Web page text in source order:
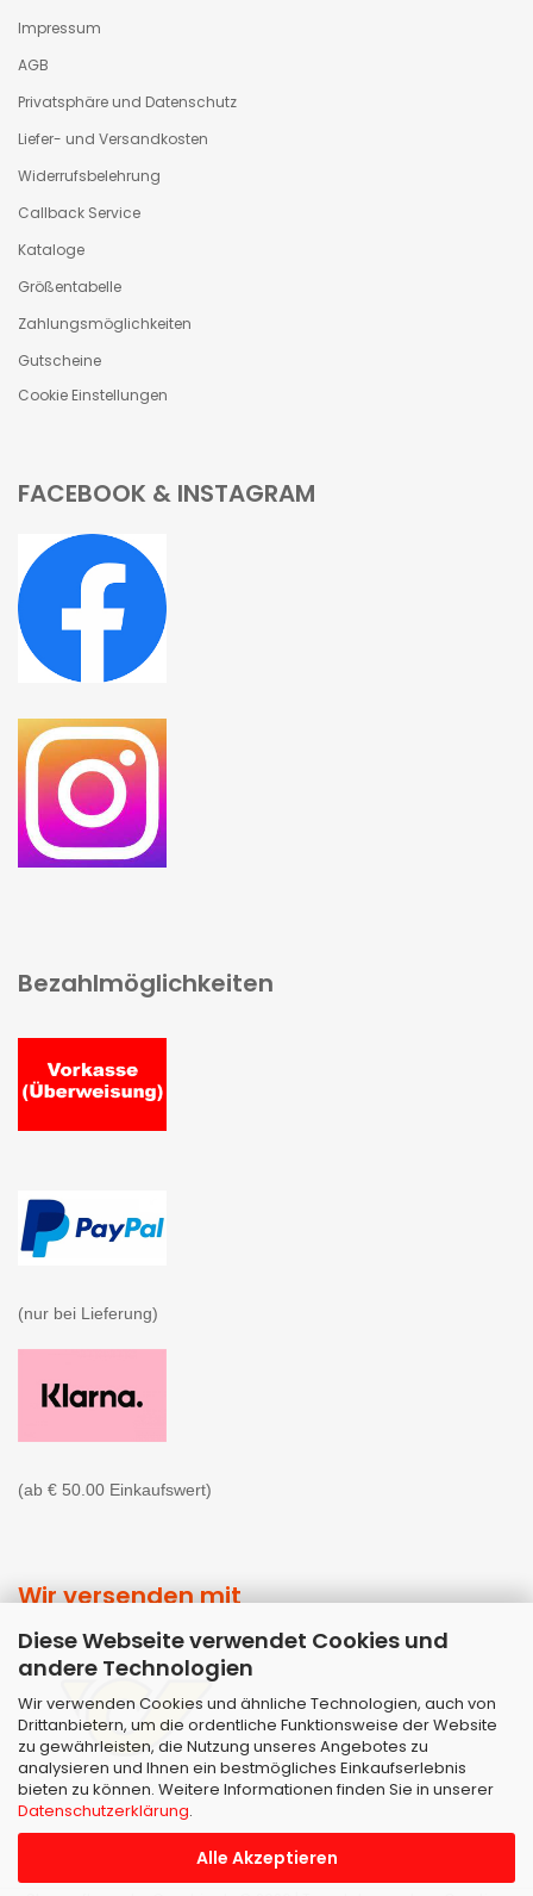
Diese Webseite verwendet Cookies und
andere Technologien
Wir verwenden Cookies und ähnliche Technologien, auch von
Drittanbietern, um die ordentliche Funktionsweise der Website
zu gewährleisten, die Nutzung unseres Angebotes zu
analysieren und Ihnen ein bestmögliches Einkaufserlebnis
bieten zu können. Weitere Informationen finden Sie in unserer
Datenschutzerklärung.
Alle Akzeptieren
Impressum
AGB
Privatsphäre und Datenschutz
Liefer- und Versandkosten
Widerrufsbelehrung
Callback Service
Kataloge
Größentabelle
Zahlungsmöglichkeiten
Gutscheine
Cookie Einstellungen
FACEBOOK & INSTAGRAM
Bezahlmöglichkeiten
(nur bei Lieferung)
(ab € 50.00 Einkaufswert)
Wir versenden mit